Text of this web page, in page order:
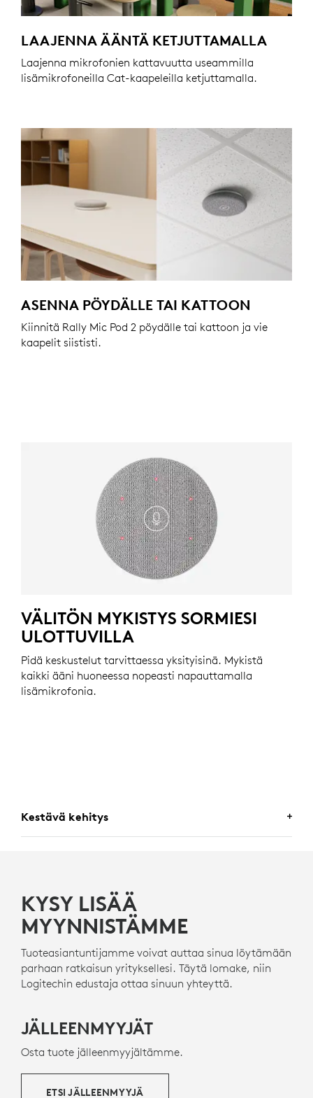
LAAJENNA ÄÄNTÄ KETJUTTAMALLA
Laajenna mikrofonien kattavuutta useammilla
lisämikrofoneilla Cat-kaapeleilla ketjuttamalla.
ASENNA PÖYDÄLLE TAI KATTOON
Kiinnitä Rally Mic Pod 2 pöydälle tai kattoon ja vie
kaapelit siististi.
VÄLITÖN MYKISTYS SORMIESI
ULOTTUVILLA
Pidä keskustelut tarvittaessa yksityisinä. Mykistä
kaikki ääni huoneessa nopeasti napauttamalla
lisämikrofonia.
Kestävä kehitys
kehitystä. Työskentelemme määrätietoisesti
ympäristöjalanjälkemme minimoimiseksi ja
yhteiskunnallisen muutoksen vauhdittamiseksi.
VALMISTETTU NEXT LIFE PLASTICS
-MUOVEISTA
Rally Mic Pod 2:n muoviosista vähintään 58 % on
kuluttajakäytön jälkeen kierrätettyä muovia. Näin
vähennetään käytetystä kuluttajaelektroniikasta
syntyvää muoviroskaa ja pienennetään
hiilijalanjälkeä.
KYSY LISÄÄ
MYYNNISTÄMME
Tuoteasiantuntijamme voivat auttaa sinua löytämään
parhaan ratkaisun yrityksellesi. Täytä lomake, niin
Logitechin edustaja ottaa sinuun yhteyttä.
JÄLLEENMYYJÄT
Osta tuote jälleenmyyjältämme.
ETSI JÄLLEENMYYJÄ